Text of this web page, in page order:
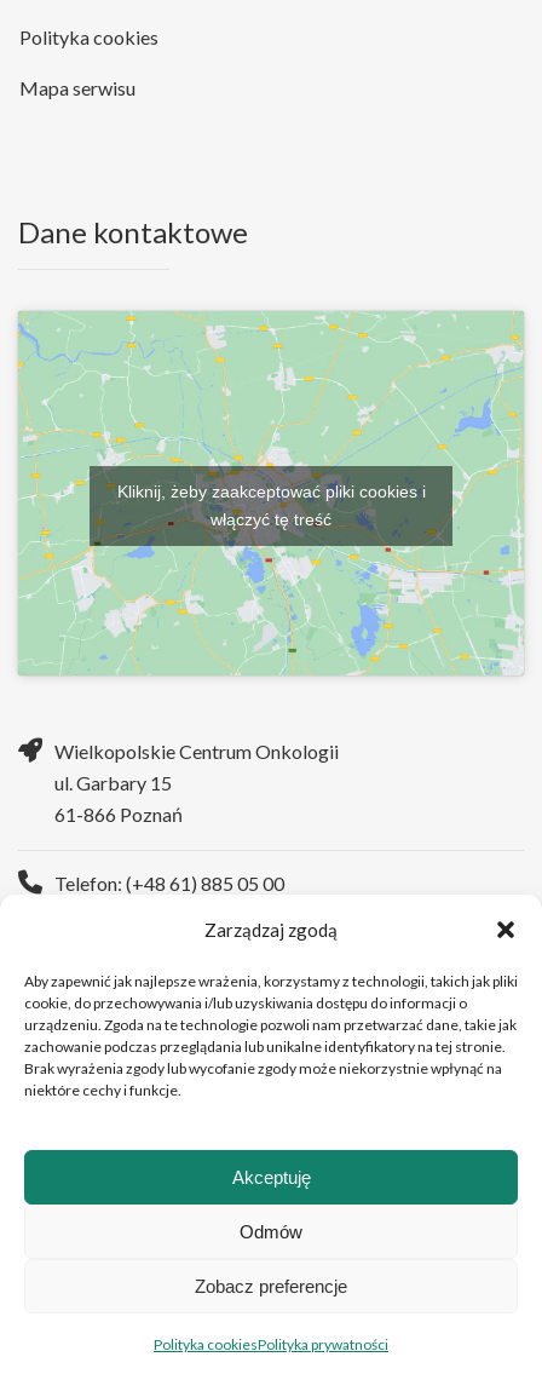
Zarządzaj zgodą
Aby zapewnić jak najlepsze wrażenia, korzystamy z technologii, takich jak pliki
cookie, do przechowywania i/lub uzyskiwania dostępu do informacji o
urządzeniu. Zgoda na te technologie pozwoli nam przetwarzać dane, takie jak
zachowanie podczas przeglądania lub unikalne identyfikatory na tej stronie.
Brak wyrażenia zgody lub wycofanie zgody może niekorzystnie wpłynąć na
niektóre cechy i funkcje.
Akceptuję
Odmów
Zobacz preferencje
Polityka cookiesPolityka prywatności
Polityka cookies
Mapa serwisu
Dane kontaktowe
Kliknij, żeby zaakceptować pliki cookies i
włączyć tę treść
Wielkopolskie Centrum Onkologii
ul. Garbary 15
61-866 Poznań
Telefon: (+48 61) 885 05 00
Copyright © 2026 Wielkopolskie Centrum Onkologii